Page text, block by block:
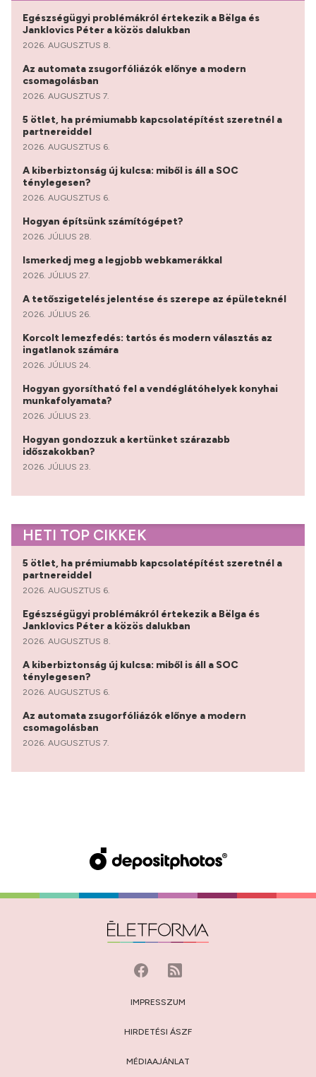
Egészségügyi problémákról értekezik a Bëlga és
Janklovics Péter a közös dalukban
2026. AUGUSZTUS 8.
Az automata zsugorfóliázók előnye a modern
csomagolásban
2026. AUGUSZTUS 7.
5 ötlet, ha prémiumabb kapcsolatépítést szeretnél a
partnereiddel
2026. AUGUSZTUS 6.
A kiberbiztonság új kulcsa: miből is áll a SOC
ténylegesen?
2026. AUGUSZTUS 6.
Hogyan építsünk számítógépet?
2026. JÚLIUS 28.
Ismerkedj meg a legjobb webkamerákkal
2026. JÚLIUS 27.
A tetőszigetelés jelentése és szerepe az épületeknél
2026. JÚLIUS 26.
Korcolt lemezfedés: tartós és modern választás az
ingatlanok számára
2026. JÚLIUS 24.
Hogyan gyorsítható fel a vendéglátóhelyek konyhai
munkafolyamata?
2026. JÚLIUS 23.
Hogyan gondozzuk a kertünket szárazabb
időszakokban?
2026. JÚLIUS 23.
HETI TOP CIKKEK
5 ötlet, ha prémiumabb kapcsolatépítést szeretnél a
partnereiddel
2026. AUGUSZTUS 6.
Egészségügyi problémákról értekezik a Bëlga és
Janklovics Péter a közös dalukban
2026. AUGUSZTUS 8.
A kiberbiztonság új kulcsa: miből is áll a SOC
ténylegesen?
2026. AUGUSZTUS 6.
Az automata zsugorfóliázók előnye a modern
csomagolásban
2026. AUGUSZTUS 7.
IMPRESSZUM
HIRDETÉSI ÁSZF
MÉDIAAJÁNLAT